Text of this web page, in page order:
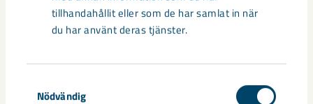
tillhandahållit eller som de har samlat in när
du har använt deras tjänster.
Nödvändig
har vi utvecklats genom unika innovationer och tekniklösningar och
drivs framåt av mer än 4 500 medarbetare i 12 länder. LKAB-
koncernen omsatte cirka 34 miljarder kronor år 2020.